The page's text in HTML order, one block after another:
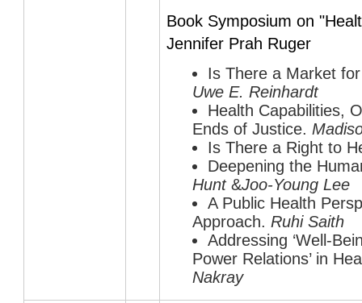
Book Symposium on
Jennifer Prah Ruger
Is There a Market for
Uwe E. Reinhardt
Health Capabilities,
Ends of Justice.
Is There a Right to
Deepening the
Hunt&Joo-Young Lee
A Public Health
Approach. Ruhi Saith
Addressing ‘Well-
Power Relations’ in
Nakray